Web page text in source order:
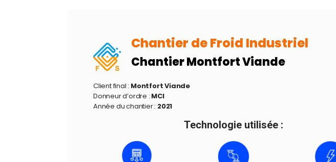
Chantier de Froid Industriel
Chantier Montfort Viande
Client final : Montfort Viande
Donneur d’ordre : MCI
Année du chantier : 2021
Technologie utilisée :